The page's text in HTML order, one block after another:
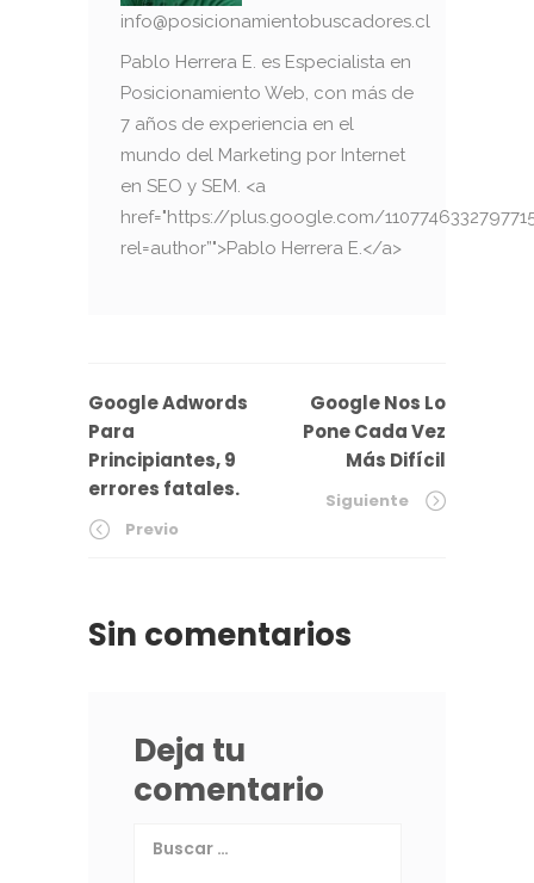
info@posicionamientobuscadores.cl
Pablo Herrera E. es Especialista en
Posicionamiento Web, con más de
7 años de experiencia en el
mundo del Marketing por Internet
en SEO y SEM. <a
href="https://plus.google.com/
rel=author”">Pablo Herrera E.</a>
Google Adwords
Para
Principiantes, 9
errores fatales.
Previo
Google Nos Lo
Pone Cada Vez
Más Difícil
Siguiente
Sin comentarios
Deja tu
comentario